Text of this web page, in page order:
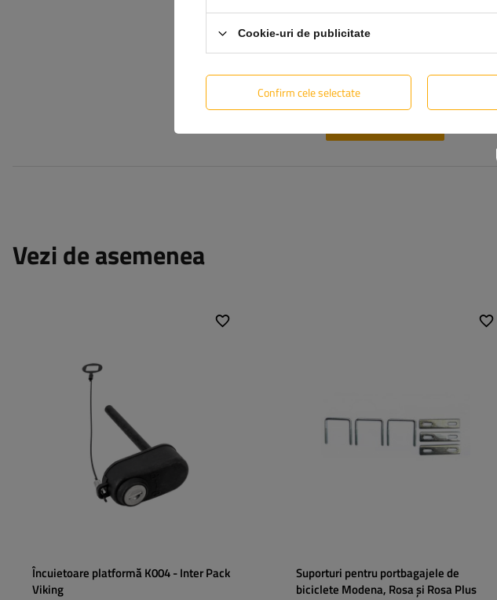
Numele tău
Email-ul tău
Vezi de asemenea
Încuietoare platformă K004 - Inter Pack
Viking
Suporturi pentru portbagajele de
biciclete Modena, Rosa și Rosa Plus
Cookie-uri de publicitate
Confirm cele selectate